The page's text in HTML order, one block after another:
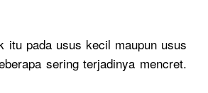
itu pada usus kecil maupun usus
sering terjadinya mencret.